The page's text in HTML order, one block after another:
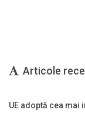
Articole
UE adoptă cea